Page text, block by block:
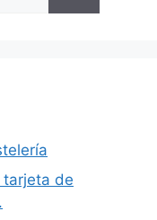
tarjeta de